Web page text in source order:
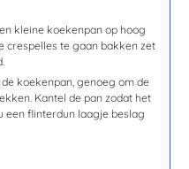
kleine koekenpan op hoog
crespelles te gaan bakken zet
koekenpan, genoeg om de
Kantel de pan zodat het
een flinterdun laagje beslag